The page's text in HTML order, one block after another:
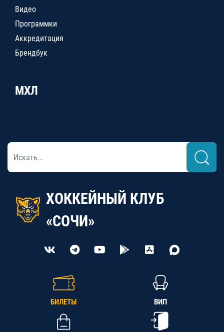
Видео
Программки
Аккредитация
Брендбук
МХЛ
ХОККЕЙНЫЙ КЛУБ
«СОЧИ»
БИЛЕТЫ ВИП